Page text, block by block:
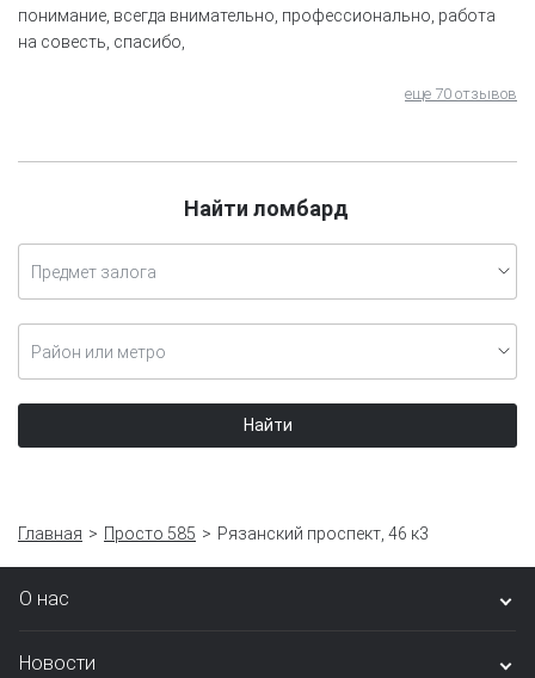
понимание, всегда внимательно, профессионально, работа
на совесть, спасибо,
еще 70 отзывов
Найти ломбард
Предмет залога
Район или метро
Найти
Главная Просто 585 Рязанский проспект, 46 к3
О нас
Новости